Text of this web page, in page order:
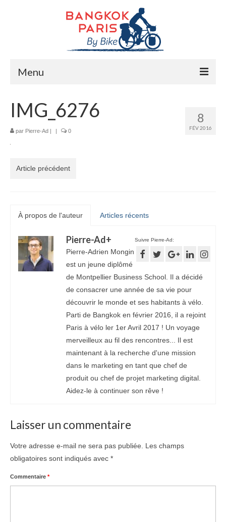
Menu
Préparation bike trip 8
FÉV 2016
IMG_6276
par Pierre-Ad | | 0
Article précédent
À propos de l'auteur Articles récents
Suivre Pierre-Ad:
Pierre-Ad+
Pierre-Adrien Mongin
est un jeune diplômé
de Montpellier Business School. Il a décidé
de consacrer une année de sa vie pour
découvrir le monde et ses habitants à vélo.
Parti de Bangkok en février 2016, il a rejoint
Paris à vélo ler 1er Avril 2017 ! Un voyage
merveilleux au fil des rencontres... Il est
maintenant à la recherche d'une mission
dans le marketing en tant que chef de
produit ou chef de projet marketing digital.
Aidez-le à continuer son rêve !
Laisser un commentaire
Votre adresse e-mail ne sera pas publiée.
Les champs
obligatoires sont indiqués avec *
Commentaire *